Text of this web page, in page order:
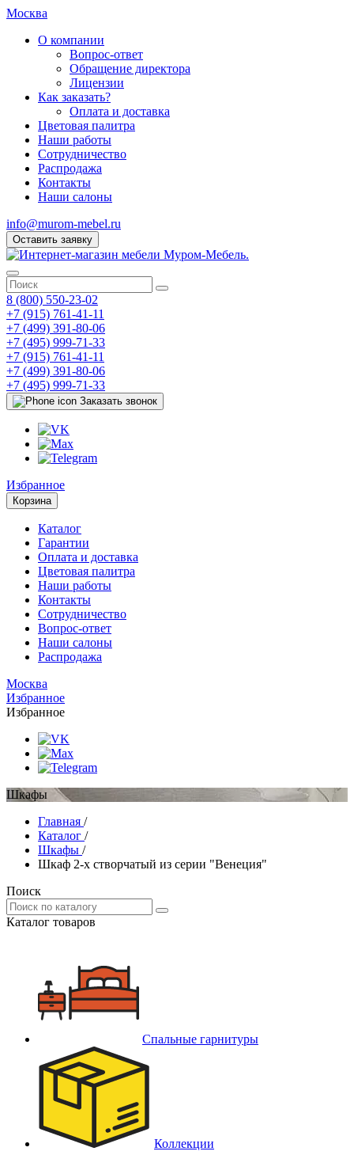
Москва
О компании
Вопрос-ответ
Обращение директора
Лицензии
Как заказать?
Оплата и доставка
Цветовая палитра
Наши работы
Сотрудничество
Распродажа
Контакты
Наши салоны
info@murom-mebel.ru
Оставить заявку
8 (800) 550-23-02
+7 (915) 761-41-11
+7 (499) 391-80-06
+7 (495) 999-71-33
+7 (915) 761-41-11
+7 (499) 391-80-06
+7 (495) 999-71-33
Заказать звонок
Избранное
Корзина
Каталог
Гарантии
Оплата и доставка
Цветовая палитра
Наши работы
Контакты
Сотрудничество
Вопрос-ответ
Наши салоны
Распродажа
Москва
Избранное
Избранное
Шкафы
Главная /
Каталог /
Шкафы /
Шкаф 2-х створчатый из серии "Венеция"
Поиск
Каталог товаров
Спальные гарнитуры
Коллекции